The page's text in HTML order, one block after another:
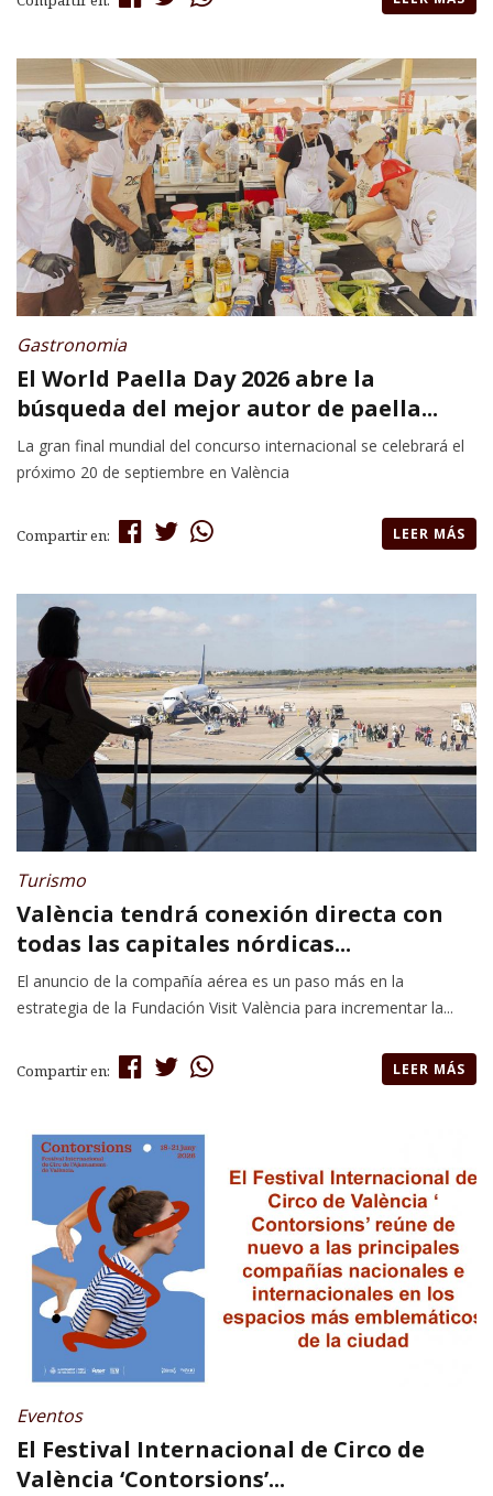
Gastronomia
El World Paella Day 2026 abre la
búsqueda del mejor autor de paella...
La gran final mundial del concurso internacional se celebrará el
próximo 20 de septiembre en València
Compartir en: LEER MÁS
Turismo
València tendrá conexión directa con
todas las capitales nórdicas...
El anuncio de la compañía aérea es un paso más en la
estrategia de la Fundación Visit València para incrementar la...
Compartir en: LEER MÁS
Eventos
El Festival Internacional de Circo de
València ‘Contorsions’...